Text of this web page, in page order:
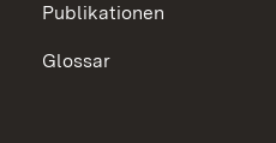
Publikationen
Glossar